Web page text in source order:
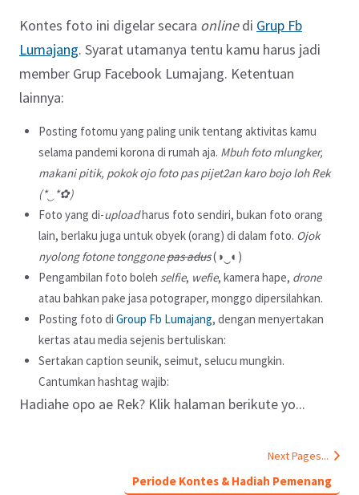
Kontes foto ini digelar secara onlinedi Grup Fb
Lumajang. Syarat utamanya tentu kamu harus jadi
member Grup Facebook Lumajang. Ketentuan
lainnya:
Posting fotomu yang paling unik tentang aktivitas kamu
selama pandemi korona di rumah aja. Mbuh foto mlungker,
makani pitik, pokok ojo foto pas pijet2an karo bojo loh Rek
(*‿*✿)
Foto yang di-uploadharus foto sendiri, bukan foto orang
lain, berlaku juga untuk obyek (orang) di dalam foto. Ojok
nyolong fotone tonggonepas adus(◑‿◐)
Pengambilan foto boleh selfie, wefie, kamera hape, drone
atau bahkan pake jasa potograper, monggo dipersilahkan.
Posting foto di Group Fb Lumajang, dengan menyertakan
kertas atau media sejenis bertuliskan:
Sertakan caption seunik, seimut, selucu mungkin.
Cantumkan hashtag wajib:
Hadiahe opo ae Rek? Klik halaman berikute yo...
Next Pages...
Periode Kontes & Hadiah Pemenang